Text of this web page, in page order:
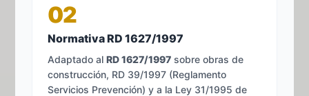
02
Normativa RD 1627/1997
Adaptado alRD 1627/1997 sobre obras de
construcción, RD 39/1997 (Reglamento
Servicios Prevención) y a la Ley 31/1995 de